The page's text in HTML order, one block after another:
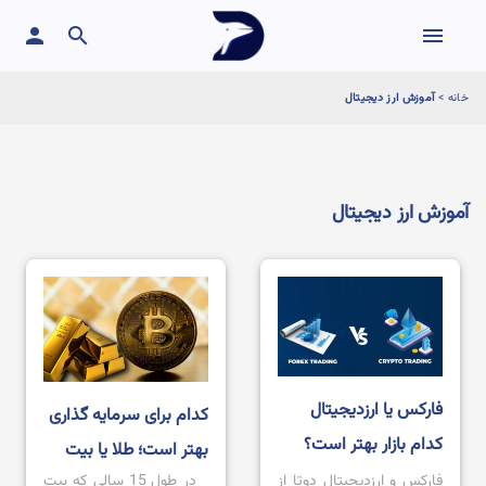
menu
search
person
خانه >آموزش ارز دیجیتال
آموزش ارز دیجیتال
فارکس یا ارزدیجیتال
کدام بازار بهتر است؟
کدام برای سرمایه گذاری
بهتر است؛ طلا یا بیت